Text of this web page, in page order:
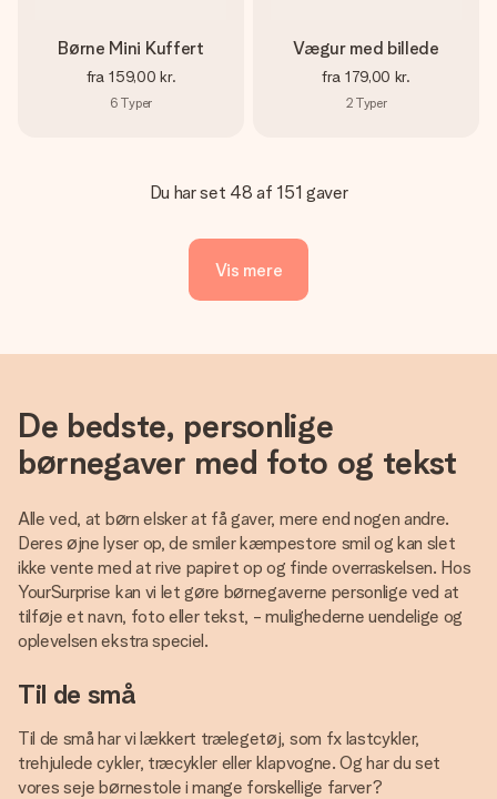
Børne Mini Kuffert
fra 159,00 kr.
6 Typer
Vægur med billede
fra 179,00 kr.
2 Typer
Du har set 48 af 151 gaver
Vis mere
De bedste, personlige
børnegaver med foto og tekst
Alle ved, at børn elsker at få gaver, mere end nogen andre.
Deres øjne lyser op, de smiler kæmpestore smil og kan slet
ikke vente med at rive papiret op og finde overraskelsen. Hos
YourSurprise kan vi let gøre børnegaverne personlige ved at
tilføje et navn, foto eller tekst, - mulighederne uendelige og
oplevelsen ekstra speciel.
Til de små
Til de små har vi lækkert trælegetøj, som fx lastcykler,
trehjulede cykler, træcykler eller klapvogne. Og har du set
vores seje børnestole i mange forskellige farver?